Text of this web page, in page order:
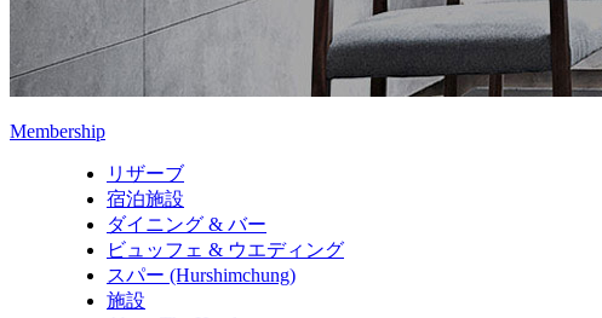
Membership
リザーブ
宿泊施設
ダイニング & バー
ビュッフェ & ウエディング
スパー (Hurshimchung)
施設